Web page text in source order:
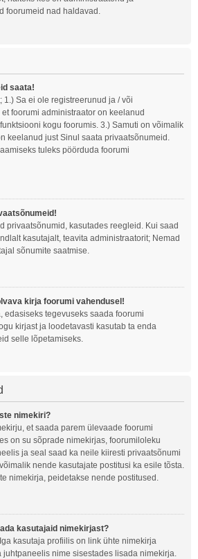
foorumeid nad haldavad.
saata!
Sa ei ole registreerunud ja / või
foorumi administraator on keelanud
kogu foorumis. 3.) Samuti on võimalik
keelanud just Sinul saata privaatsõnumeid.
tuleks pöörduda foorumi
privaatsõnumid, kasutades reegleid. Kui saad
kasutajalt, teavita administraatorit; Nemad
sõnumite saatmise.
kirja foorumi vahendusel!
edasiseks tegevuseks saada foorumi
kirjast ja loodetavasti kasutab ta enda
selle lõpetamiseks.
nimekiri?
et saada parem ülevaade foorumi
on su sõprade nimekirjas, foorumiloleku
ja seal saad ka neile kiiresti privaatsõnumi
nende kasutajate postitusi ka esile tõsta.
nimekirja, peidetakse nende postitused.
kasutajaid nimekirjast?
kasutaja profiilis on link ühte nimekirja
juhtpaneelis nime sisestades lisada nimekirja.